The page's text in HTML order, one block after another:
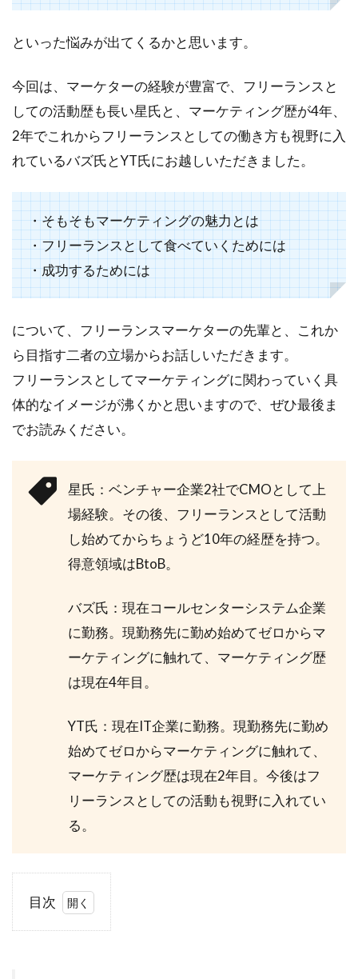
といった悩みが出てくるかと思います。
今回は、マーケターの経験が豊富で、フリーランスと
しての活動歴も長い星氏と、マーケティング歴が4年、
2年でこれからフリーランスとしての働き方も視野に入
れているバズ氏とYT氏にお越しいただきました。
・そもそもマーケティングの魅力とは
・フリーランスとして食べていくためには
・成功するためには
について、フリーランスマーケターの先輩と、これか
ら目指す二者の立場からお話しいただきます。
フリーランスとしてマーケティングに関わっていく具
体的なイメージが沸くかと思いますので、ぜひ最後ま
でお読みください。
星氏：ベンチャー企業2社でCMOとして上
場経験。その後、フリーランスとして活動
し始めてからちょうど10年の経歴を持つ。
得意領域はBtoB。
バズ氏：現在コールセンターシステム企業
に勤務。現勤務先に勤め始めてゼロからマ
ーケティングに触れて、マーケティング歴
は現在4年目。
YT氏：現在IT企業に勤務。現勤務先に勤め
始めてゼロからマーケティングに触れて、
マーケティング歴は現在2年目。今後はフ
リーランスとしての活動も視野に入れてい
る。
目次